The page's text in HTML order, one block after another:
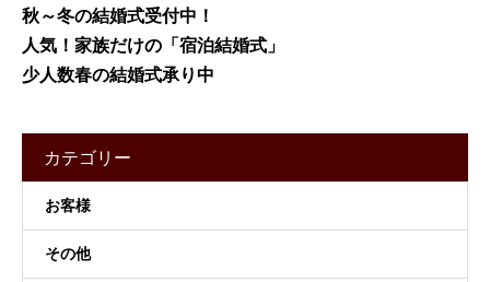
秋～冬の結婚式受付中！
人気！家族だけの「宿泊結婚式」
少人数春の結婚式承り中
カテゴリー
お客様
その他